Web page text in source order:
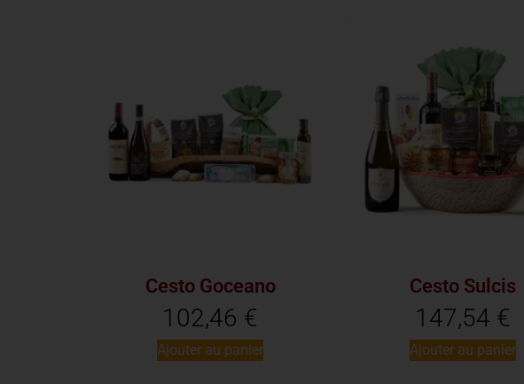
Cesto Goceano
102,46 €
Ajouter au panier
Cesto Sulcis
147,54 €
Ajouter au panier